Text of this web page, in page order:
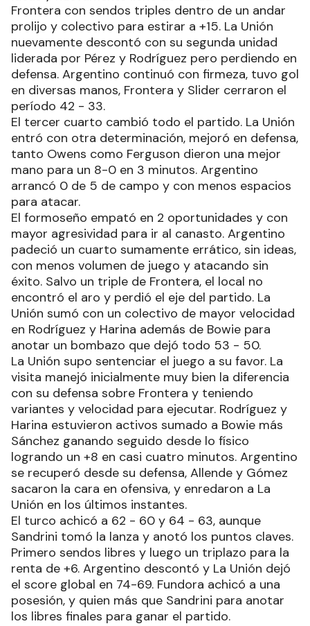
Frontera con sendos triples dentro de un andar
prolijo y colectivo para estirar a +15. La Unión
nuevamente descontó con su segunda unidad
liderada por Pérez y Rodríguez pero perdiendo en
defensa. Argentino continuó con firmeza, tuvo gol
en diversas manos, Frontera y Slider cerraron el
período 42 - 33.
El tercer cuarto cambió todo el partido. La Unión
entró con otra determinación, mejoró en defensa,
tanto Owens como Ferguson dieron una mejor
mano para un 8-0 en 3 minutos. Argentino
arrancó 0 de 5 de campo y con menos espacios
para atacar.
El formoseño empató en 2 oportunidades y con
mayor agresividad para ir al canasto. Argentino
padeció un cuarto sumamente errático, sin ideas,
con menos volumen de juego y atacando sin
éxito. Salvo un triple de Frontera, el local no
encontró el aro y perdió el eje del partido. La
Unión sumó con un colectivo de mayor velocidad
en Rodríguez y Harina además de Bowie para
anotar un bombazo que dejó todo 53 - 50.
La Unión supo sentenciar el juego a su favor. La
visita manejó inicialmente muy bien la diferencia
con su defensa sobre Frontera y teniendo
variantes y velocidad para ejecutar. Rodríguez y
Harina estuvieron activos sumado a Bowie más
Sánchez ganando seguido desde lo físico
logrando un +8 en casi cuatro minutos. Argentino
se recuperó desde su defensa, Allende y Gómez
sacaron la cara en ofensiva, y enredaron a La
Unión en los últimos instantes.
El turco achicó a 62 - 60 y 64 - 63, aunque
Sandrini tomó la lanza y anotó los puntos claves.
Primero sendos libres y luego un triplazo para la
renta de +6. Argentino descontó y La Unión dejó
el score global en 74-69. Fundora achicó a una
posesión, y quien más que Sandrini para anotar
los libres finales para ganar el partido.